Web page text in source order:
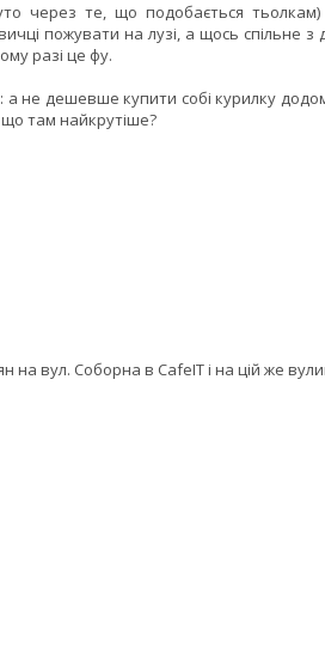
через те, що подобається тьолкам)
пожувати на лузі, а щось спільне
разі це фу.
а не дешевше купити собі курилку
там найкрутіше?
на вул. Соборна в CafeIT і на цій же